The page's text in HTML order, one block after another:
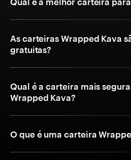
As carteiras Wrapped Kava
gratuitas?
Qual é a carteira mais
Wrapped Kava?
O que é uma carteira